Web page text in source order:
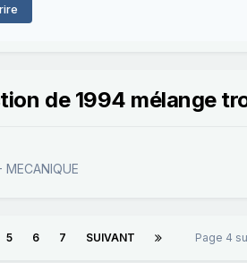
de 1994 mélange
MECANIQUE
5 6 7 SUIVANT Page 4